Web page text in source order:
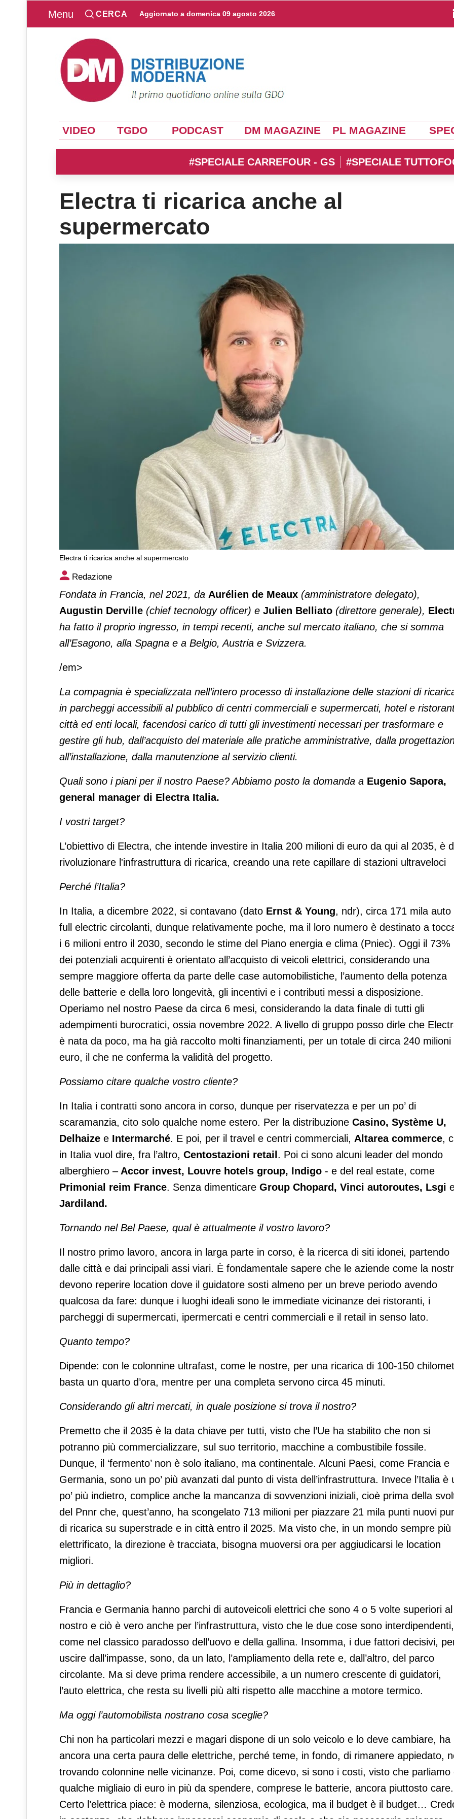
Menu CERCA Aggiornato a domenica 09 agosto 2026
VIDEO TGDO PODCAST DM MAGAZINE PL MAGAZINE
#SPECIALE CARREFOUR - GS #SPECIALE
Electra ti ricarica anche al
supermercato
Electra ti ricarica anche al supermercato
Electra ti ricarica anche al supermercato
Redazione
Fondata in Francia, nel 2021, da Aurélien de Meaux (amministratore delegato),
Augustin Derville (chief tecnology officer) e Julien Belliato (direttore generale),
ha fatto il proprio ingresso, in tempi recenti, anche sul mercato italiano, che si somma
all’Esagono, alla Spagna e a Belgio, Austria e Svizzera.
/em>
La compagnia è specializzata nell’intero processo di installazione delle stazioni di
in parcheggi accessibili al pubblico di centri commerciali e supermercati, hotel e
città ed enti locali, facendosi carico di tutti gli investimenti necessari per trasformare e
gestire gli hub, dall’acquisto del materiale alle pratiche amministrative, dalla
all’installazione, dalla manutenzione al servizio clienti.
Quali sono i piani per il nostro Paese? Abbiamo posto la domanda a Eugenio Sapora,
general manager di Electra Italia.
I vostri target?
L’obiettivo di Electra, che intende investire in Italia 200 milioni di euro da qui al 2035, è
rivoluzionare l'infrastruttura di ricarica, creando una rete capillare di stazioni ultraveloci
Perché l’Italia?
In Italia, a dicembre 2022, si contavano (dato Ernst & Young, ndr), circa 171 mila auto
full electric circolanti, dunque relativamente poche, ma il loro numero è destinato a
i 6 milioni entro il 2030, secondo le stime del Piano energia e clima (Pniec). Oggi il 73%
dei potenziali acquirenti è orientato all’acquisto di veicoli elettrici, considerando una
sempre maggiore offerta da parte delle case automobilistiche, l’aumento della potenza
delle batterie e della loro longevità, gli incentivi e i contributi messi a disposizione.
Operiamo nel nostro Paese da circa 6 mesi, considerando la data finale di tutti gli
adempimenti burocratici, ossia novembre 2022. A livello di gruppo posso dirle che
è nata da poco, ma ha già raccolto molti finanziamenti, per un totale di circa 240 milioni
euro, il che ne conferma la validità del progetto.
Possiamo citare qualche vostro cliente?
In Italia i contratti sono ancora in corso, dunque per riservatezza e per un po’ di
scaramanzia, cito solo qualche nome estero. Per la distribuzione Casino, Système U,
Delhaize e Intermarché. E poi, per il travel e centri commerciali, Altarea commerce,
in Italia vuol dire, fra l’altro, Centostazioni retail. Poi ci sono alcuni leader del mondo
alberghiero –Accor invest, Louvre hotels group, Indigo - e del real estate, come
Primonial reim France. Senza dimenticare Group Chopard, Vinci autoroutes, Lsgi
Jardiland.
Tornando nel Bel Paese, qual è attualmente il vostro lavoro?
Il nostro primo lavoro, ancora in larga parte in corso, è la ricerca di siti idonei, partendo
dalle città e dai principali assi viari. È fondamentale sapere che le aziende come la
devono reperire location dove il guidatore sosti almeno per un breve periodo avendo
qualcosa da fare: dunque i luoghi ideali sono le immediate vicinanze dei ristoranti, i
parcheggi di supermercati, ipermercati e centri commerciali e il retail in senso lato.
Quanto tempo?
Dipende: con le colonnine ultrafast, come le nostre, per una ricarica di 100-150
basta un quarto d’ora, mentre per una completa servono circa 45 minuti.
Considerando gli altri mercati, in quale posizione si trova il nostro?
Premetto che il 2035 è la data chiave per tutti, visto che l’Ue ha stabilito che non si
potranno più commercializzare, sul suo territorio, macchine a combustibile fossile.
Dunque, il ‘fermento’ non è solo italiano, ma continentale. Alcuni Paesi, come Francia e
Germania, sono un po’ più avanzati dal punto di vista dell’infrastruttura. Invece l’Italia è
po’ più indietro, complice anche la mancanza di sovvenzioni iniziali, cioè prima della
del Pnnr che, quest’anno, ha scongelato 713 milioni per piazzare 21 mila punti nuovi
di ricarica su superstrade e in città entro il 2025. Ma visto che, in un mondo sempre più
elettrificato, la direzione è tracciata, bisogna muoversi ora per aggiudicarsi le location
migliori.
Più in dettaglio?
Francia e Germania hanno parchi di autoveicoli elettrici che sono 4 o 5 volte superiori al
nostro e ciò è vero anche per l’infrastruttura, visto che le due cose sono interdipendenti,
come nel classico paradosso dell’uovo e della gallina. Insomma, i due fattori decisivi,
uscire dall’impasse, sono, da un lato, l’ampliamento della rete e, dall’altro, del parco
circolante. Ma si deve prima rendere accessibile, a un numero crescente di guidatori,
l’auto elettrica, che resta su livelli più alti rispetto alle macchine a motore termico.
Ma oggi l’automobilista nostrano cosa sceglie?
Chi non ha particolari mezzi e magari dispone di un solo veicolo e lo deve cambiare, ha
ancora una certa paura delle elettriche, perché teme, in fondo, di rimanere appiedato,
trovando colonnine nelle vicinanze. Poi, come dicevo, si sono i costi, visto che parliamo
qualche migliaio di euro in più da spendere, comprese le batterie, ancora piuttosto care.
Certo l’elettrica piace: è moderna, silenziosa, ecologica, ma il budget è il budget…